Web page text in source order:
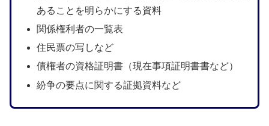
あることを明らかにする資料
関係権利者の一覧表
住民票の写しなど
債権者の資格証明書（現在事項証明書書など）
紛争の要点に関する証拠資料など